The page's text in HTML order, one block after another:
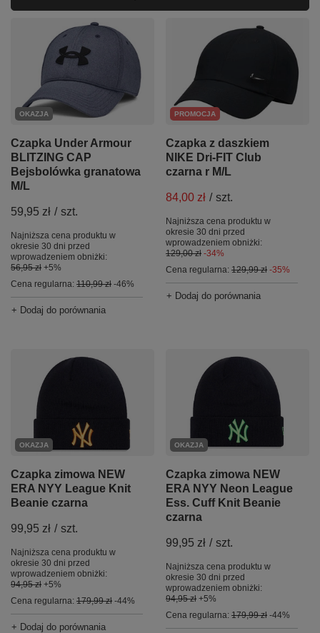
OKAZJA
Czapka Under Armour
BLITZING CAP
Bejsbolówka granatowa
M/L
59,95 zł / szt.
Najniższa cena produktu w
okresie 30 dni przed
wprowadzeniem obniżki:
56,95 zł +5%
Cena regularna: 110,99 zł -46%
+ Dodaj do porównania
PROMOCJA
Czapka z daszkiem
NIKE Dri-FIT Club
czarna r M/L
84,00 zł / szt.
Najniższa cena produktu w
okresie 30 dni przed
wprowadzeniem obniżki:
129,00 zł -34%
Cena regularna: 129,99 zł -35%
+ Dodaj do porównania
OKAZJA
Czapka zimowa NEW
ERA NYY League Knit
Beanie czarna
99,95 zł / szt.
Najniższa cena produktu w
okresie 30 dni przed
wprowadzeniem obniżki:
94,95 zł +5%
Cena regularna: 179,99 zł -44%
+ Dodaj do porównania
OKAZJA
Czapka zimowa NEW
ERA NYY Neon League
Ess. Cuff Knit Beanie
czarna
99,95 zł / szt.
Najniższa cena produktu w
okresie 30 dni przed
wprowadzeniem obniżki:
94,95 zł +5%
Cena regularna: 179,99 zł -44%